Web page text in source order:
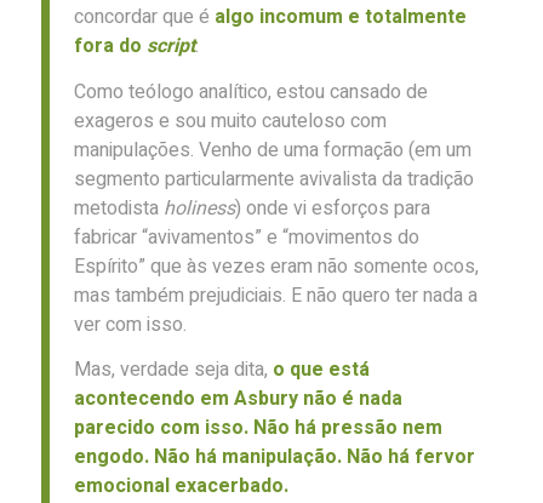
concordar que é algo incomum e totalmente
fora do script.
Como teólogo analítico, estou cansado de
exageros e sou muito cauteloso com
manipulações. Venho de uma formação (em um
segmento particularmente avivalista da tradição
metodista holiness) onde vi esforços para
fabricar “avivamentos” e “movimentos do
Espírito” que às vezes eram não somente ocos,
mas também prejudiciais. E não quero ter nada a
ver com isso.
Mas, verdade seja dita, o que está
acontecendo em Asbury não é nada
parecido com isso. Não há pressão nem
engodo. Não há manipulação. Não há fervor
emocional exacerbado.